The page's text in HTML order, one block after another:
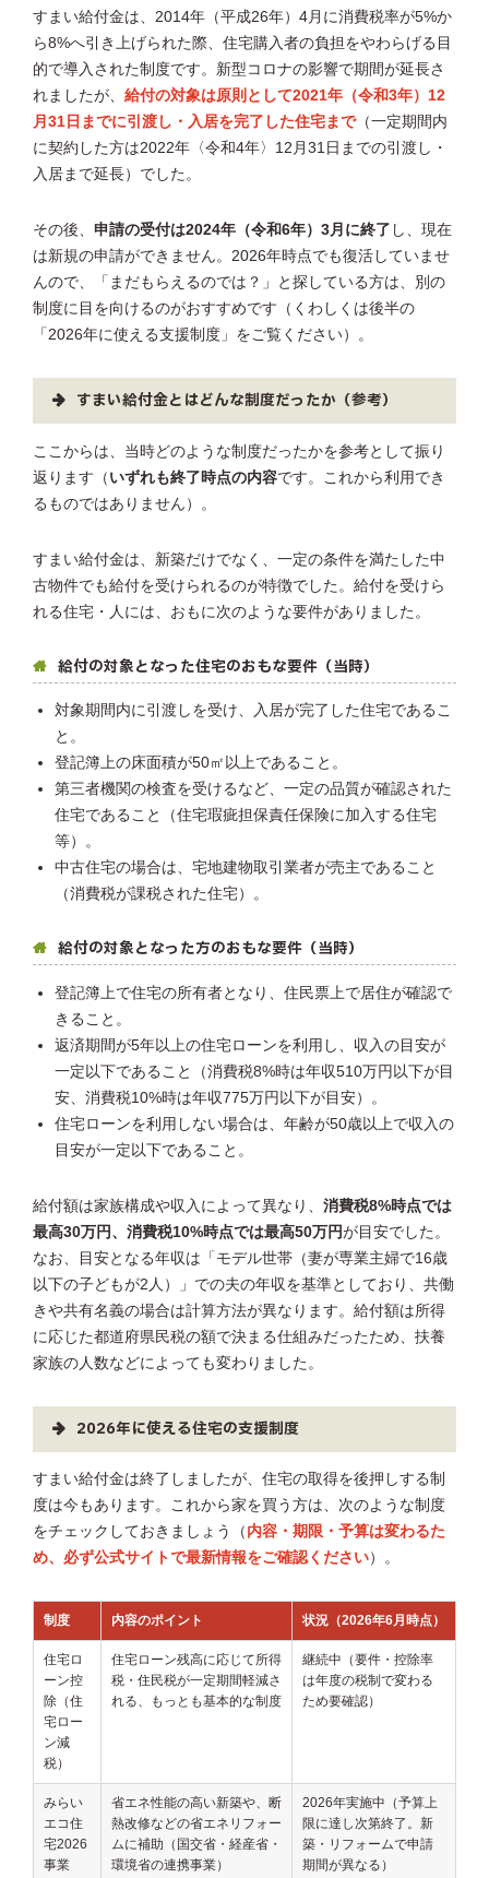
すまい給付金は、2014年（平成26年）4月に消費税率が5%か
ら8%へ引き上げられた際、住宅購入者の負担をやわらげる目
的で導入された制度です。新型コロナの影響で期間が延長さ
れましたが、 給付の対象は原則として2021年（令和3年）12
月31日までに引渡し・入居を完了した住宅まで（一定期間内
に契約した方は2022年〈令和4年〉12月31日までの引渡し・
入居まで延長）でした。
その後、 申請の受付は2024年（令和6年）3月に終了 し、現在
は新規の申請ができません。2026年時点でも復活していませ
んので、「まだもらえるのでは？」と探している方は、別の
制度に目を向けるのがおすすめです（くわしくは後半の
「2026年に使える支援制度」をご覧ください）。
すまい給付金とはどんな制度だったか（参考）
ここからは、当時どのような制度だったかを参考として振り
返ります（ いずれも終了時点の内容です。これから利用でき
るものではありません）。
すまい給付金は、新築だけでなく、一定の条件を満たした中
古物件でも給付を受けられるのが特徴でした。給付を受けら
れる住宅・人には、おもに次のような要件がありました。
給付の対象となった住宅のおもな要件（当時）
対象期間内に引渡しを受け、入居が完了した住宅であるこ
と。
登記簿上の床面積が50㎡以上であること。
第三者機関の検査を受けるなど、一定の品質が確認された
住宅であること（住宅瑕疵担保責任保険に加入する住宅
等）。
中古住宅の場合は、宅地建物取引業者が売主であること
（消費税が課税された住宅）。
給付の対象となった方のおもな要件（当時）
登記簿上で住宅の所有者となり、住民票上で居住が確認で
きること。
返済期間が5年以上の住宅ローンを利用し、収入の目安が
一定以下であること（消費税8%時は年収510万円以下が目
安、消費税10%時は年収775万円以下が目安）。
住宅ローンを利用しない場合は、年齢が50歳以上で収入の
目安が一定以下であること。
給付額は家族構成や収入によって異なり、 消費税8%時点では
最高30万円、消費税10%時点では最高50万円が目安でした。
なお、目安となる年収は「モデル世帯（妻が専業主婦で16歳
以下の子どもが2人）」での夫の年収を基準としており、共働
きや共有名義の場合は計算方法が異なります。給付額は所得
に応じた都道府県民税の額で決まる仕組みだったため、扶養
家族の人数などによっても変わりました。
2026年に使える住宅の支援制度
すまい給付金は終了しましたが、住宅の取得を後押しする制
度は今もあります。これから家を買う方は、次のような制度
をチェックしておきましょう（ 内容・期限・予算は変わるた
め、必ず公式サイトで最新情報をご確認ください）。
制度 内容のポイント 状況（2026年6月時点）
住宅ロ
ーン控
除（住
宅ロー
ン減
税）
住宅ローン残高に応じて所得
税・住民税が一定期間軽減さ
れる、もっとも基本的な制度
継続中（要件・控除率
は年度の税制で変わる
ため要確認）
みらい
エコ住
宅2026
事業
省エネ性能の高い新築や、断
熱改修などの省エネリフォー
ムに補助（国交省・経産省・
環境省の連携事業）
2026年実施中（予算上
限に達し次第終了。新
築・リフォームで申請
期間が異なる）